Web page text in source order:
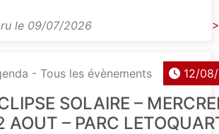
le 09/07/2026
- Tous les évènements 12/
SOLAIRE –
AOUT – PARC